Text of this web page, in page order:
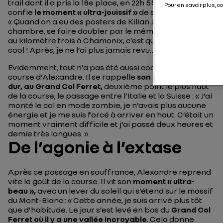
trail dont il a pris la 18e place, en 22h 55m et 34s. Il nous
confie le moment « ultra-jouissif »de sa course :
« Quand on a eu des posters de Kilian Jornet dans sa
chambre, se faire doubler par le même Kilian Jornet
au kilomètre trois à Chamonix, c’est quand même
cool ! Après, je ne l’ai plus jamais revu… »
Evidemment, tout n’a pas été aussi cool pendant la
course d’Alexandre. Il se rappelle son moment ultra-
dur, au Grand Col Ferret,deuxième point le plus haut
de la course, le passage entre l’Italie et la Suisse : « J’ai
monté le col en mode zombie, je n’avais plus aucune
énergie et je me suis forcé à arriver en haut. C’était un
moment vraiment difficile et j’ai passé deux heures et
demie très longues. »
De l’agonie à l’extase
Après ce passage en souffrance, Alexandre reprend
vite le goût de la course. Il vit son moment « ultra-
beau »,avec un lever du soleil qui s’étend sur le massif
du Mont-Blanc : « Cette année, je suis arrivé plus tôt
que d’habitude. Le jour s’est levé en bas du Grand Col
Ferret où il y a une vallée incroyable. Cela donne
Pour en savoir plus,